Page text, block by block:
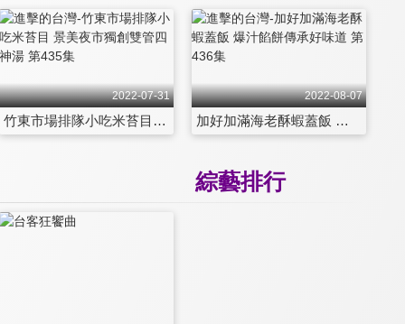
2022-07-31
竹東市場排隊小吃米苔目 景美夜市獨創雙管四神湯 第435集
2022-08-07
加好加滿海老酥蝦蓋飯 爆汁餡餅傳承好味道 第436集
綜藝排行